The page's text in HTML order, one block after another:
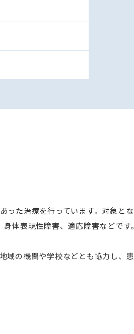
った治療を行っています。対象とな
体表現性障害、適応障害などです。
域の機関や学校などとも協力し、患